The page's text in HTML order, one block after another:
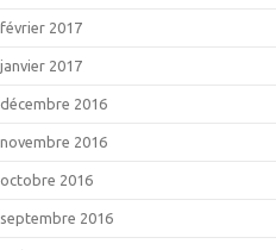
février 2017
janvier 2017
décembre 2016
novembre 2016
octobre 2016
septembre 2016